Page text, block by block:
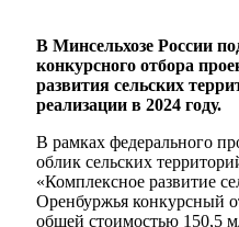
В Минсельхозе России
конкурсного отбора
развития сельских
реализации в 2024 году.
В рамках федерального
облик сельских
«Комплексное развитие
Оренбуржья конкурсный
общей стоимостью 150,5